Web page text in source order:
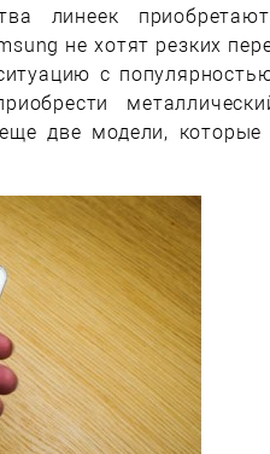
линеек
не хотят резких
с
две модели, которые